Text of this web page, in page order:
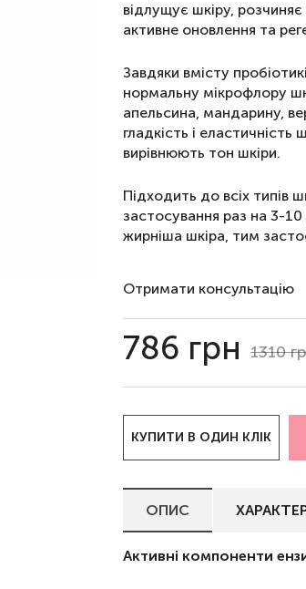
відлущує шкіру,
активне оновлення та
Завдяки вмісту
нормальну мікрофлору
апельсина, мандарину,
гладкість і еластичність
вирівнюють тон шкіри.
Підходить до всіх типів
застосування раз на 3-10
жирніша шкіра, тим
Отримати консультацію
786 грн 1310
КУПИТИ В ОДИН КЛІК
ОПИС
Активні компоненти